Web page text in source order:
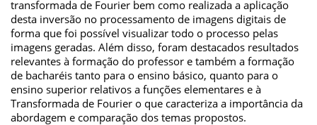
transformada de Fourier bem como realizada a aplicação
desta inversão no processamento de imagens digitais de
forma que foi possível visualizar todo o processo pelas
imagens geradas. Além disso, foram destacados resultados
relevantes à formação do professor e também a formação
de bacharéis tanto para o ensino básico, quanto para o
ensino superior relativos a funções elementares e à
Transformada de Fourier o que caracteriza a importância da
abordagem e comparação dos temas propostos.